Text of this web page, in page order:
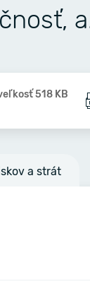
518 KB
a strát